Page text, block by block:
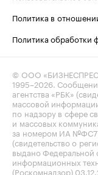
Политика в
Политика обработки
© ООО
1995–2026.
агентства «РБК»
массовой
по надзору в сфере
и массовых
за номером ИА
(свидетельство о
выдано Федеральной
информационных
(Роскомнадзор)